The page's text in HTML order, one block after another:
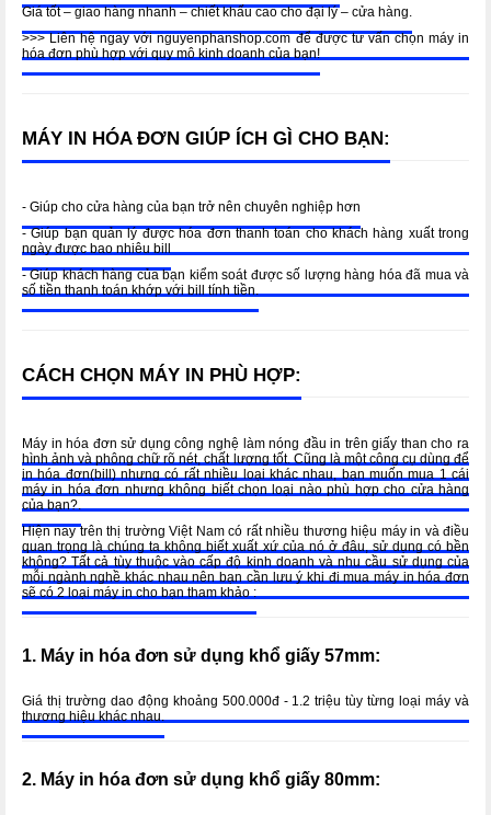
Giá tốt – giao hàng nhanh – chiết khấu cao cho đại lý – cửa hàng.
>>> Liên hệ ngay với nguyenphanshop.com để được tư vấn chọn máy in
hóa đơn phù hợp với quy mô kinh doanh của bạn!
MÁY IN HÓA ĐƠN GIÚP ÍCH GÌ CHO BẠN:
- Giúp cho cửa hàng của bạn trở nên chuyên nghiệp hơn
- Giúp bạn quản lý được hóa đơn thanh toán cho khách hàng xuất trong
ngày được bao nhiêu bill
- Giúp khách hàng của bạn kiểm soát được số lượng hàng hóa đã mua và
số tiền thanh toán khớp với bill tính tiền.
CÁCH CHỌN MÁY IN PHÙ HỢP:
Máy in hóa đơn sử dụng công nghệ làm nóng đầu in trên giấy than cho ra
hình ảnh và phông chữ rõ nét, chất lượng tốt. Cũng là một công cụ dùng để
in hóa đơn(bill) nhưng có rất nhiều loại khác nhau, bạn muốn mua 1 cái
máy in hóa đơn nhưng không biết chọn loại nào phù hợp cho cửa hàng
của bạn?.
Hiện nay trên thị trường Việt Nam có rất nhiều thương hiệu máy in và điều
quan trọng là chúng ta không biết xuất xứ của nó ở đâu, sử dụng có bền
không? Tất cả tùy thuộc vào cấp độ kinh doanh và nhu cầu sử dụng của
mỗi ngành nghề khác nhau nên bạn cần lưu ý khi đi mua máy in hóa đơn
sẽ có 2 loại máy in cho bạn tham khảo :
1. Máy in hóa đơn sử dụng khổ giấy 57mm:
Giá thị trường dao động khoảng 500.000đ - 1.2 triệu tùy từng loại máy và
thương hiệu khác nhau.
2. Máy in hóa đơn sử dụng khổ giấy 80mm: